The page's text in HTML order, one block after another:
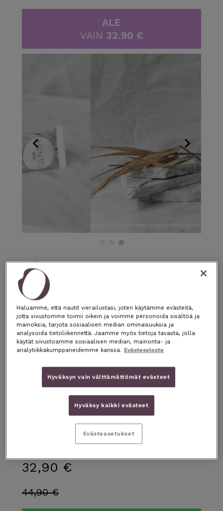
ALE
VAIN 32.90 €
HEnto
kuoriva naamio 40ML
HELLÄVARAISESTI KIRKKAAMPI IHO
“Ihoni on todella herkkä ja olen
pitkään etsinyt kasvoilleni sopivaa
kuorintaa, joka ei sisältäisi rakeita.
Tämä kuoriva naamio menee
HENTO Kuoriva naamio puhdistaa iholta
hellävaraisesti kuolleet ihosolut samalla
uudistaen ja kirkastaen ihoa. Tämä
ihoystävällinen hedelmäentsyymikuorinta
samalla ravitsee kuin syväpuhdistaakin ihoa.
Kosteuttava koostumus sekä hellävaraisesti
heleyttävä naamio sopii kaikille ihotyypeille
sekä myös erinomaisesti kuivalle, herkälle ja
32,90 €
44,90 €
Haluamme, että nautit vierailustasi, joten käytämme evästeitä,
jotta sivustomme toimii oikein ja voimme personoida sisältöä ja
mainoksia, tarjota sosiaalisen median ominaisuuksia ja
analysoida tietoliikennettä. Jaamme myös tietoja tavasta, jolla
käytät sivustoamme sosiaalisen median, mainonta- ja
analytiikkakumppaneidemme kanssa. Evästeseloste
Hyväksyn vain välttämättömät evästeet
Hyväksy kaikki evästeet
Evästeasetukset